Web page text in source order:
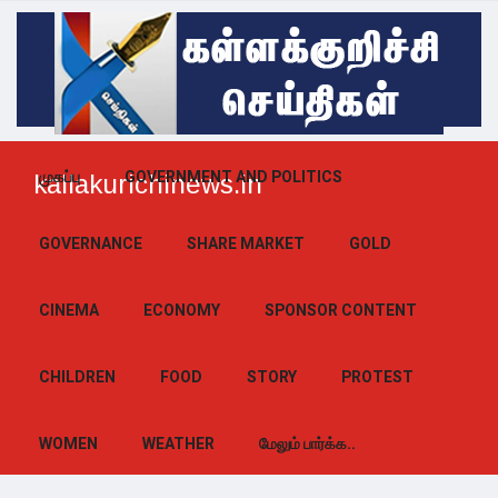
kallakurichinews.in
முகப்பு GOVERNMENT AND POLITICS
GOVERNANCE SHARE MARKET GOLD
CINEMA ECONOMY SPONSOR CONTENT
CHILDREN FOOD STORY PROTEST
WOMEN WEATHER மேலும் பார்க்க..